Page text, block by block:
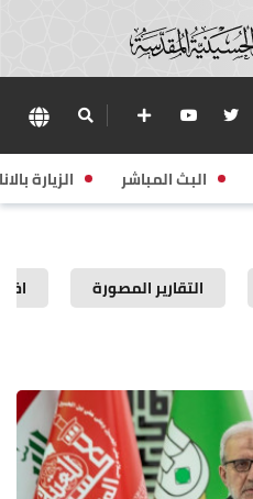
البث المباشر الزيارة
التقارير المصورة